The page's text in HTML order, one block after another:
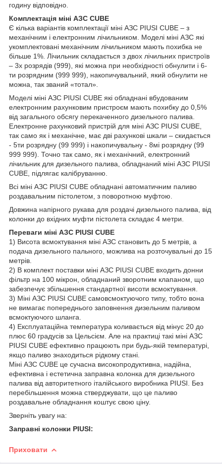
годину відповідно.
Комплектація міні АЗС CUBE
Є кілька варіантів комплектації міні АЗС PIUSI CUBE – з
механічним і електронним лічильником. Моделі міні АЗС які
укомплектовані механічним лічильником мають похибка не
більше 1%. Лічильник складається з двох лічильних пристроїв
– 3х розрядів (999), які можна при необхідності обнулити і 6-
ти розрядним (999 999), накопичувальний, який обнулити не
можна, так званий «тотал».
Моделі міні АЗС PIUSI CUBE які обладнані вбудованим
електронним рахунковим пристроєм мають похибку до 0,5%
від загального обсягу перекаченного дизельного палива.
Електронне рахунковий пристрій для міні АЗС PIUSI CUBE,
так само як і механічне, має дві рахункові шкали – скидається
- 5ти розрядну (99 999) і накопичувальну - 8мі розрядну (99
999 999). Точно так само, як і механічний, електронний
лічильник для дизельного палива, обладнаний міні АЗС PIUSI
CUBE, підлягає калібруванню.
Всі міні АЗС PIUSI CUBE обладнані автоматичним паливо
роздавальним пістолетом, з поворотною муфтою.
Довжина напірного рукава для роздачі дизельного палива, від
колонки до вхідних муфти пістолета складає 4 метри.
Переваги міні АЗС PIUSI CUBE
1) Висота всмоктування міні АЗС становить до 5 метрів, а
подача дизельного пального, можлива на розточувальні до 15
метрів.
2) В комплект поставки міні АЗС PIUSI CUBE входить донни
фільтр на 100 мікрон, обладнаний зворотним клапаном, що
забезпечує збільшення стандартної висоти всмоктування.
3) Міні АЗС PIUSI CUBE самовсмоктуючого типу, тобто вона
не вимагає попереднього заповнення дизельним паливом
всмоктуючого шланга.
4) Експлуатаційна температура коливається від мінус 20 до
плюс 60 градусів за Цельсієм. Але на практиці такі міні АЗС
PIUSI CUBE ефективно працюють при будь-якій температурі,
якщо паливо знаходиться рідкому стані.
Міні АЗС CUBE це сучасна високопродуктивна, надійна,
ефективна і естетична заправна колонка для дизельного
палива від авторитетного італійського виробника PIUSI. Без
перебільшення можна стверджувати, що це паливо
роздавальне обладнання коштує свою ціну.
Зверніть увагу на:
Заправні колонки PIUSI:
Приховати